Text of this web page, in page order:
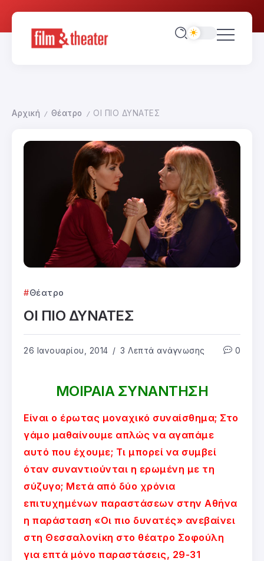
Αρχική / Θέατρο / ΟΙ ΠΙΟ ΔΥΝΑΤΕΣ
Θέατρο
ΟΙ ΠΙΟ ΔΥΝΑΤΕΣ
26 Ιανουαρίου, 2014 3 Λεπτά ανάγνωσης 0
ΜΟΙΡΑΙΑ ΣΥΝΑΝΤΗΣΗ
Είναι ο έρωτας μοναχικό συναίσθημα; Στο
γάμο μαθαίνουμε απλώς να αγαπάμε
αυτό που έχουμε; Τι μπορεί να συμβεί
όταν συναντιούνται η ερωμένη με τη
σύζυγο; Μετά από δύο χρόνια
επιτυχημένων παραστάσεων στην Αθήνα
η παράσταση «Οι πιο δυνατές» ανεβαίνει
στη Θεσσαλονίκη στο θέατρο Σοφούλη
για επτά μόνο παραστάσεις, 29-31